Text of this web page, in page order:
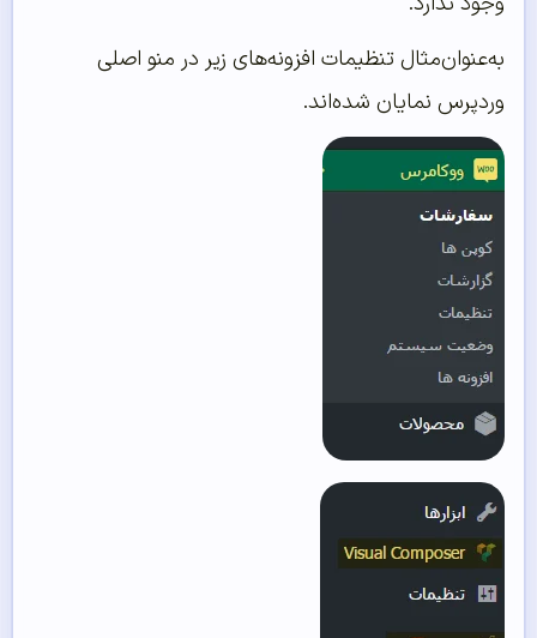
به‌عنوان‌مثال تنظیمات افزونه‌های زیر در منو اصلی
وردپرس نمایان شده‌اند.